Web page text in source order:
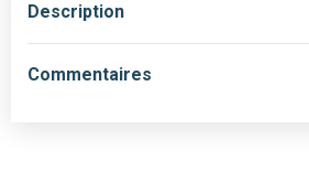
Description
Commentaires